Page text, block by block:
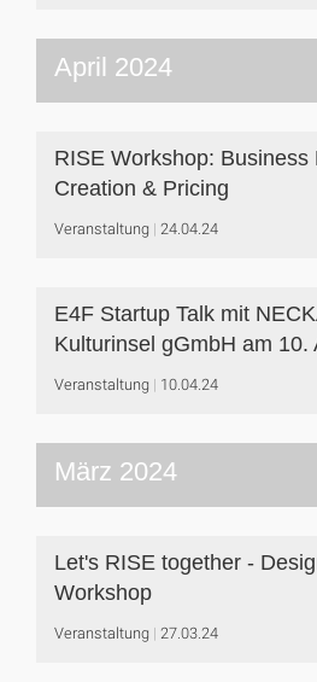
April 2024
RISE Workshop: Business
Creation & Pricing
Veranstaltung 24.04.24
E4F Startup Talk mit
Kulturinsel gGmbH am 10.
Veranstaltung 10.04.24
März 2024
Let's RISE together -
Workshop
Veranstaltung 27.03.24